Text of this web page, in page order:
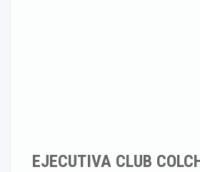
EJECUTIVA CLUB